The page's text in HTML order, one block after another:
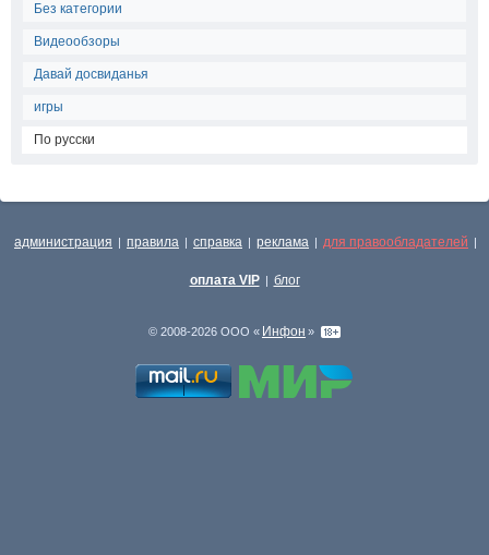
Без категории
Видеообзоры
Давай досвиданья
игры
По русски
администрация | правила | справка | реклама | для правообладателей |
оплата VIP | блог
© 2008-2026 ООО « Инфон »